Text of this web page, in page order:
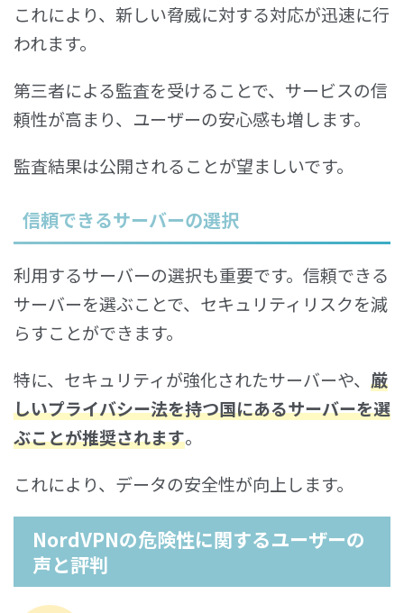
これにより、新しい脅威に対する対応が迅速に行
われます。
第三者による監査を受けることで、サービスの信
頼性が高まり、ユーザーの安心感も増します。
監査結果は公開されることが望ましいです。
信頼できるサーバーの選択
利用するサーバーの選択も重要です。信頼できる
サーバーを選ぶことで、セキュリティリスクを減
らすことができます。
特に、セキュリティが強化されたサーバーや、 厳
しいプライバシー法を持つ国にあるサーバーを選
ぶことが推奨されます。
これにより、データの安全性が向上します。
NordVPNの危険性に関するユーザーの
声と評判